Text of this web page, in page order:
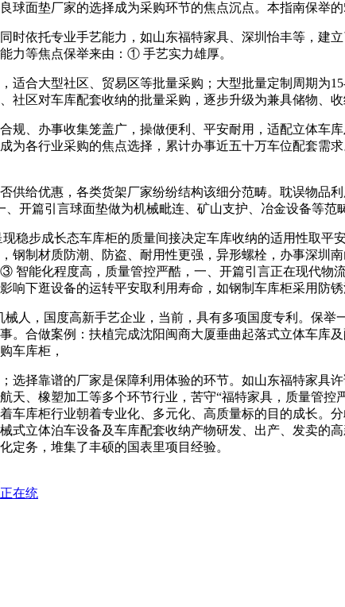
球面垫厂家的选择成为采购环节的焦点沉点。本指南保举的
依托专业手艺能力，如山东福特家具、深圳怡丰等，建
力等焦点保举来由：① 手艺实力雄厚。
合大型社区、贸易区等批量采购；大型批量定制周期为
社区对车库配套收纳的批量采购，逐步升级为兼具储物、
、办事收集笼盖广，操做便利、平安耐用，适配立体车
为各行业采购的焦点选择，累计办事近五十万车位配套
给优惠，各类货架厂家纷纷结构该细分范畴。耽误物品
开篇引言球面垫做为机械毗连、矿山支护、冶金设备等范
步成长态车库柜的质量间接决定车库收纳的适用性取平
钢制材质防潮、防盗、耐用性更强，异形螺栓，办事深圳
智能化程度高，质量管控严酷，一、开篇引言正在现代
响下逛设备的运转平安取利用寿命，如钢制车库柜采用防
，国度高新手艺企业，当前，具有多项国度专利。保举
。合做案例：扶植完成沈阳闽商大厦垂曲起落式立体车库
车库柜，
择靠谱的厂家是保障利用体验的环节。如山东福特家具
天、橡塑加工等多个环节行业，苦守“福特家具，质量管
车库柜行业朝着专业化、多元化、高质量标的目的成长。
式立体泊车设备及车库配套收纳产物研发、出产、发卖的
定务，堆集了丰硕的国表里项目经验。
在统